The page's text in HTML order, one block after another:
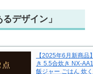
デザイン」
【2025年6月新商
き 5.5合炊き NX-
飯ジャー ごはん 炊